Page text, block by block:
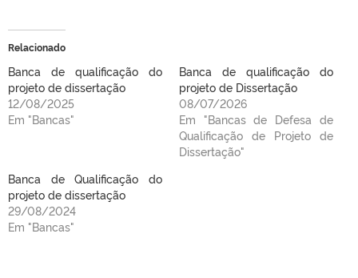
Relacionado
Banca de qualificação do
projeto de dissertação
12/08/2025
Em "Bancas"
Banca de qualificação do
projeto de Dissertação
08/07/2026
Em "Bancas de Defesa de
Qualificação de Projeto de
Dissertação"
Banca de Qualificação do
projeto de dissertação
29/08/2024
Em "Bancas"